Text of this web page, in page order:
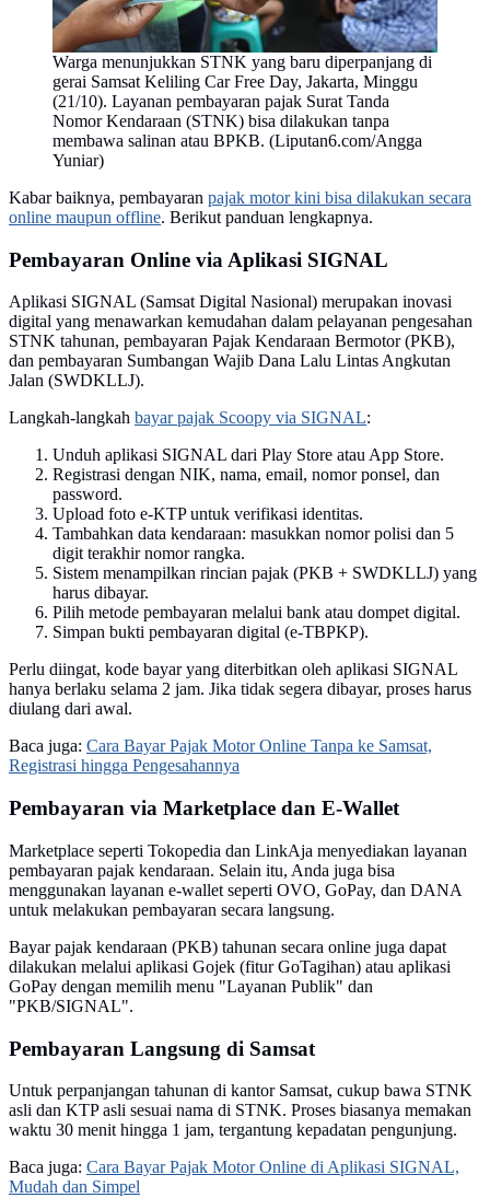
Warga menunjukkan STNK yang baru diperpanjang di
gerai Samsat Keliling Car Free Day, Jakarta, Minggu
(21/10). Layanan pembayaran pajak Surat Tanda
Nomor Kendaraan (STNK) bisa dilakukan tanpa
membawa salinan atau BPKB. (Liputan6.com/Angga
Yuniar)
Kabar baiknya, pembayaran pajak motor kini bisa dilakukan secara
online maupun offline. Berikut panduan lengkapnya.
Pembayaran Online via Aplikasi SIGNAL
Aplikasi SIGNAL (Samsat Digital Nasional) merupakan inovasi
digital yang menawarkan kemudahan dalam pelayanan pengesahan
STNK tahunan, pembayaran Pajak Kendaraan Bermotor (PKB),
dan pembayaran Sumbangan Wajib Dana Lalu Lintas Angkutan
Jalan (SWDKLLJ).
Langkah-langkah bayar pajak Scoopy via SIGNAL:
Unduh aplikasi SIGNAL dari Play Store atau App Store.
Registrasi dengan NIK, nama, email, nomor ponsel, dan
password.
Upload foto e-KTP untuk verifikasi identitas.
Tambahkan data kendaraan: masukkan nomor polisi dan 5
digit terakhir nomor rangka.
Sistem menampilkan rincian pajak (PKB + SWDKLLJ) yang
harus dibayar.
Pilih metode pembayaran melalui bank atau dompet digital.
Simpan bukti pembayaran digital (e-TBPKP).
Perlu diingat, kode bayar yang diterbitkan oleh aplikasi SIGNAL
hanya berlaku selama 2 jam. Jika tidak segera dibayar, proses harus
diulang dari awal.
Baca juga: Cara Bayar Pajak Motor Online Tanpa ke Samsat,
Registrasi hingga Pengesahannya
Pembayaran via Marketplace dan E-Wallet
Marketplace seperti Tokopedia dan LinkAja menyediakan layanan
pembayaran pajak kendaraan. Selain itu, Anda juga bisa
menggunakan layanan e-wallet seperti OVO, GoPay, dan DANA
untuk melakukan pembayaran secara langsung.
Bayar pajak kendaraan (PKB) tahunan secara online juga dapat
dilakukan melalui aplikasi Gojek (fitur GoTagihan) atau aplikasi
GoPay dengan memilih menu "Layanan Publik" dan
"PKB/SIGNAL".
Pembayaran Langsung di Samsat
Untuk perpanjangan tahunan di kantor Samsat, cukup bawa STNK
asli dan KTP asli sesuai nama di STNK. Proses biasanya memakan
waktu 30 menit hingga 1 jam, tergantung kepadatan pengunjung.
Baca juga: Cara Bayar Pajak Motor Online di Aplikasi SIGNAL,
Mudah dan Simpel